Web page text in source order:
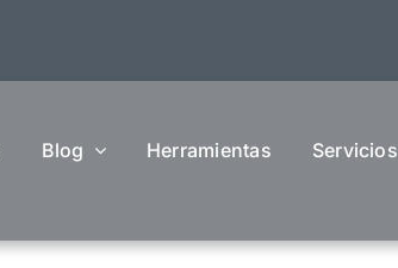
Blog Herramientas Servicios